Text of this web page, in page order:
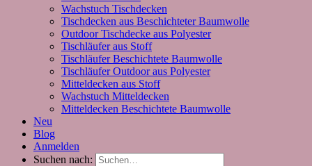
Wachstuch Tischdecken
Tischdecken aus Beschichteter Baumwolle
Outdoor Tischdecke aus Polyester
Tischläufer aus Stoff
Tischläufer Beschichtete Baumwolle
Tischläufer Outdoor aus Polyester
Mitteldecken aus Stoff
Wachstuch Mitteldecken
Mitteldecken Beschichtete Baumwolle
Neu
Blog
Anmelden
Suchen nach: